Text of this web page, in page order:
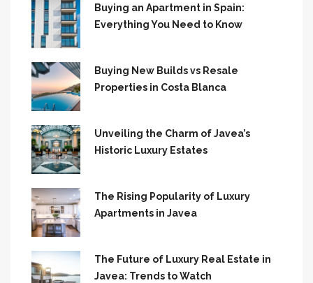
Buying an Apartment in Spain:
Everything You Need to Know
Buying New Builds vs Resale
Properties in Costa Blanca
Unveiling the Charm of Javea’s
Historic Luxury Estates
The Rising Popularity of Luxury
Apartments in Javea
The Future of Luxury Real Estate in
Javea: Trends to Watch